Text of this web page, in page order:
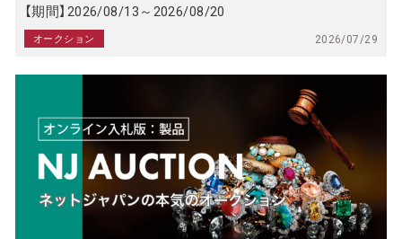
【期間】2026/08/13～2026/08/20
オークション 2026/07/29